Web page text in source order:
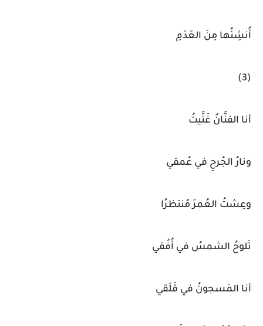
أُنشِئُها مِنَ العَدَمِ
(3)
أنا الفنَّانُ غَنَّيتُ
ونارُ الجُرحِ في عُمقي
وعِشتُ العُمرَ مُنتظرًا
تَلوحُ الشمسُ في أُفُقي
أنا المَسجونُ في قَلَقي